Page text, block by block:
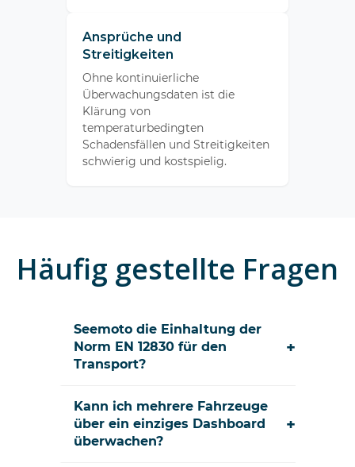
Ansprüche und
Streitigkeiten
Ohne kontinuierliche
Überwachungsdaten ist die
Klärung von
temperaturbedingten
Schadensfällen und Streitigkeiten
schwierig und kostspielig.
Häufig gestellte Fragen
Seemoto die Einhaltung der
Norm EN 12830 für den
Transport?
+
Kann ich mehrere Fahrzeuge
über ein einziges Dashboard
überwachen?
+